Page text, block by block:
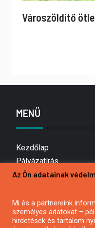
Városzöldítő
MENÜ
Kezdőlap
Pályázatírás
Bemutatkozás
Hírlevél feliratkozás
Impresszum
Az Ön adatainak
Mi és a partnereink
személyes adatokat –
hirdetések és tartalom